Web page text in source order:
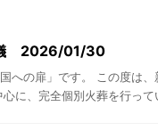
儀 2026/01/30
への扉」です。 この度は
に、完全個別火葬を行っ